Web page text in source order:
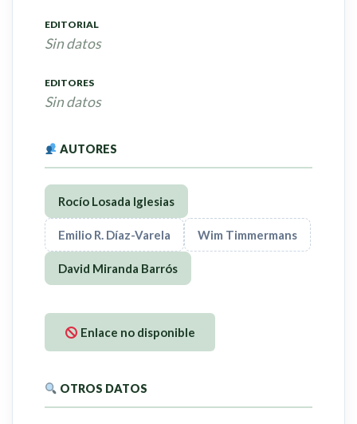
EDITORIAL
Sin datos
EDITORES
Sin datos
AUTORES
Rocío Losada Iglesias
Emilio R. Díaz-Varela Wim Timmermans
David Miranda Barrós
Enlace no disponible
OTROS DATOS